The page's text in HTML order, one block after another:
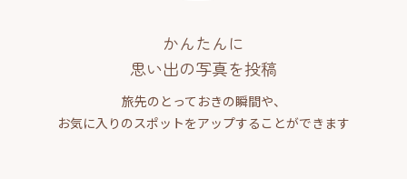
かんたんに
思い出の写真を投稿
旅先のとっておきの瞬間や、
お気に入りのスポットをアップすることができます